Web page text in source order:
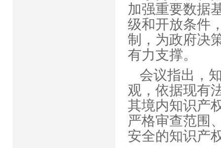
加强重要数据
级和开放条件
制，为政府决
有力支撑
会议指出，
观，依据现有
其境内知识产
严格审查范围
安全的知识